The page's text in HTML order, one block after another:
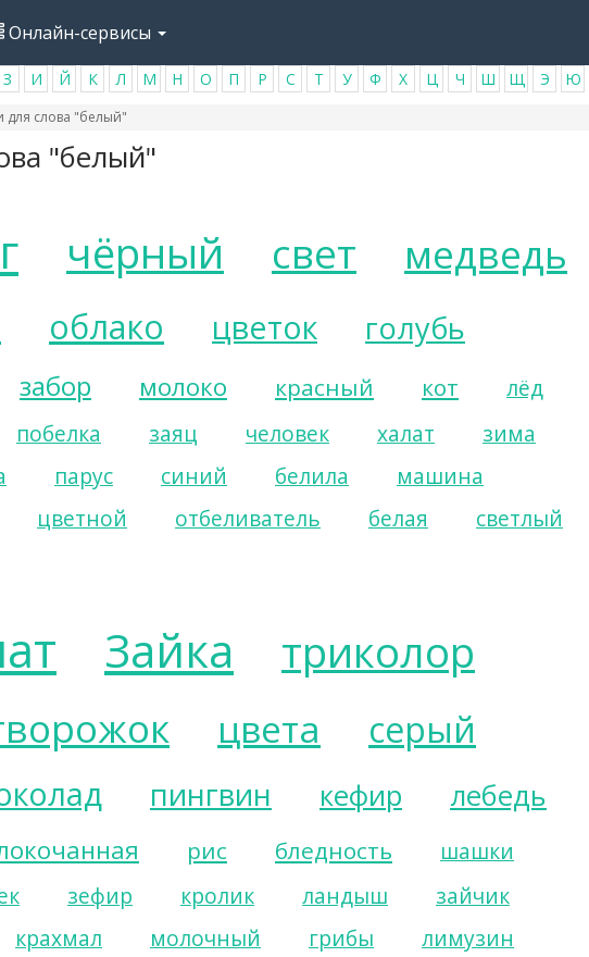
Онлайн-сервисы
З И Й К Л М Н О П Р С Т У Ф Х Ц Ч Ш Щ Э Ю
для слова "белый"
"белый"
чёрный свет медведь
облако цветок голубь
забор молоко красный кот
лёд
побелка заяц человек халат
зима
парус синий белила
машина
цветной отбеливатель белая
светлый
Зайка триколор
цвета серый
пингвин кефир лебедь
рис бледность
шашки
зефир кролик ландыш
зайчик
крахмал молочный грибы
лимузин